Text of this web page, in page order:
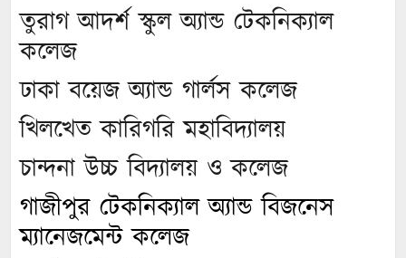
তুরাগ আদর্শ স্কুল অ্যান্ড টেকনিক্যাল
কলেজ
ঢাকা বয়েজ অ্যান্ড গার্লস কলেজ
খিলখেত কারিগরি মহাবিদ্যালয়
চান্দনা উচ্চ বিদ্যালয় ও কলেজ
গাজীপুর টেকনিক্যাল অ্যান্ড বিজনেস
ম্যানেজমেন্ট কলেজ